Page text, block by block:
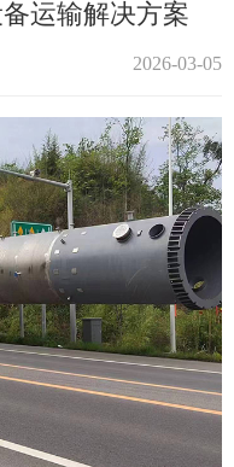
运输解决方案
2026-03-05